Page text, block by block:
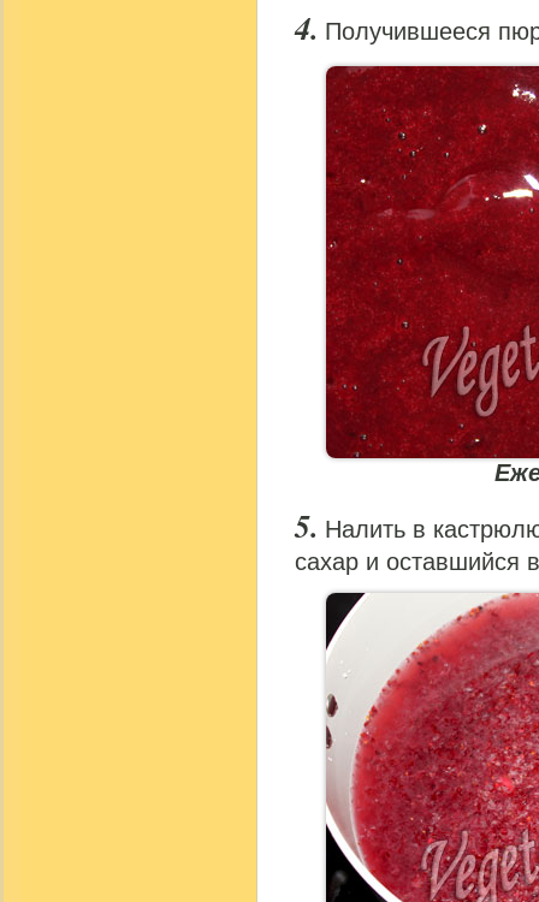
Получившееся
Налить в
сахар и оставшийся